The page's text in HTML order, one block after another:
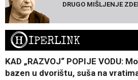
DRUGO MIŠLJENJE
HIPERLINK
KAD „RAZVOJ“ POPIJE VODU:
bazen u dvorištu, suša na